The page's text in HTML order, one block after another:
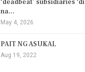
‘deadbeat’ subsidiaries ‘di
na…
May 4, 2026
PAIT NG ASUKAL
Aug 19, 2022